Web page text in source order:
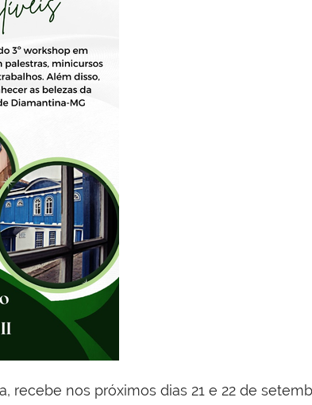
recebe nos próximos dias 21 e 22 de